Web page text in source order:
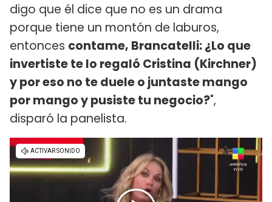
digo que él dice que no es un drama
porque tiene un montón de laburos,
entonces contame, Brancatelli: ¿Lo que
invertiste te lo regaló Cristina (Kirchner)
y por eso no te duele o juntaste mango
por mango y pusiste tu negocio?",
disparó la panelista.